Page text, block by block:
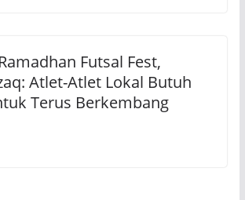
Futsal Fest,
Atlet-Atlet Lokal Butuh
Terus Berkembang